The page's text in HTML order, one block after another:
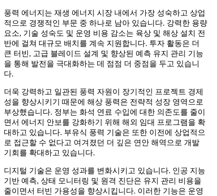
풍력 에너지는 재생 에너지 시장 내에서 가장 성숙하고 상업
적으로 경쟁적인 부문 중 하나로 남아 있습니다. 강력한 용량
요소, 기술 성숙도 및 운영 비용 감소는 육상 및 해상 설치 전
반에 걸쳐 대규모 배치를 계속 지원합니다. 투자 활동은 더
큰 터빈, 고급 블레이드 설계 및 향상된 예측 유지 관리 기능
을 통해 발전을 극대화하는 데 점점 더 중점을 두고 있습니
다.
더욱 강력하고 일관된 풍력 자원이 장기적인 프로젝트 경제
성을 향상시키기 때문에 해상 풍력은 전략적 성장 영역으로
부상했습니다. 정부는 화석 연료 수입에 대한 의존도를 줄이
면서 에너지 안보를 강화하기 위해 해외 임대 프로그램을 확
대하고 있습니다. 부유식 풍력 기술은 또한 이전에 상업적으
로 접근할 수 없다고 여겨졌던 더 깊은 연안 해역으로 개발
기회를 확대하고 있습니다.
디지털 기술은 운영 성과를 변화시키고 있습니다. 인공 지능
기반 예측, 상태 모니터링 및 원격 진단은 유지 관리 비용을
줄이면서 터빈 가용성을 향상시킵니다. 이러한 기능은 운영